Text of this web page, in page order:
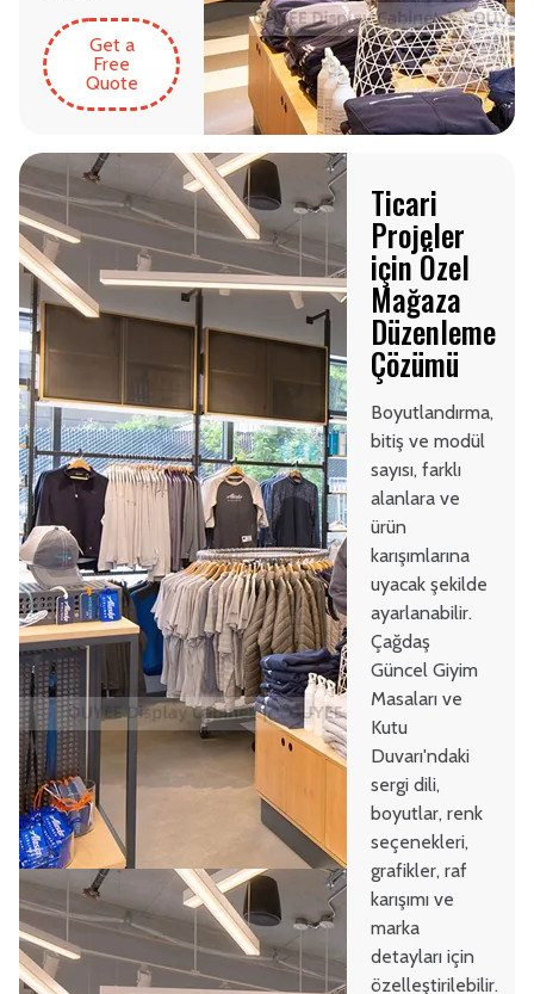
Get a
Free
Quote
Ticari
Projeler
için Özel
Mağaza
Düzenleme
Çözümü
Boyutlandırma,
bitiş ve modül
sayısı, farklı
alanlara ve
ürün
karışımlarına
uyacak şekilde
ayarlanabilir.
Çağdaş
Güncel Giyim
Masaları ve
Kutu
Duvarı'ndaki
sergi dili,
boyutlar, renk
seçenekleri,
grafikler, raf
karışımı ve
marka
detayları için
özelleştirilebilir.